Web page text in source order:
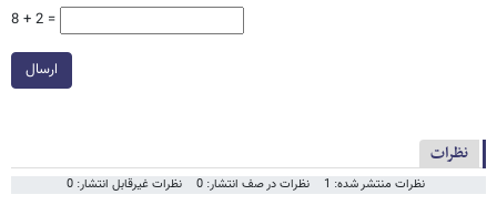
8 + 2 =
ارسال
نظرات
نظرات منتشر شده: 1 نظرات در صف انتشار: 0 نظرات غیرقابل انتشار: 0